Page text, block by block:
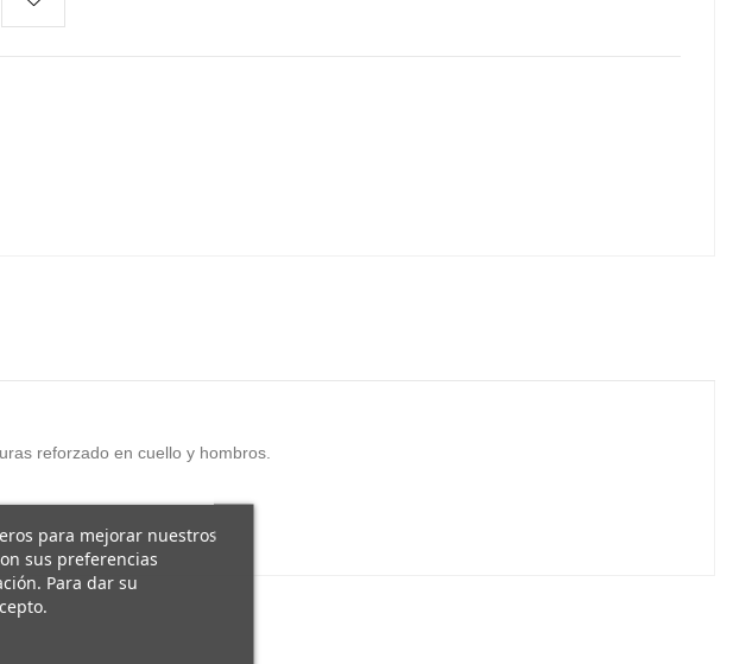
reforzado en cuello y hombros.
para mejorar nuestros
sus preferencias
Para dar su